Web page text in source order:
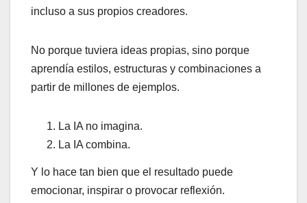
incluso a sus propios creadores.
No porque tuviera ideas propias, sino porque
aprendía estilos, estructuras y combinaciones a
partir de millones de ejemplos.
La IA no imagina.
La IA combina.
Y lo hace tan bien que el resultado puede
emocionar, inspirar o provocar reflexión.